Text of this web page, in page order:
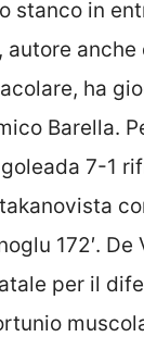
stanco in
autore anche
ha
Barella.
7-1
172′. De
per il